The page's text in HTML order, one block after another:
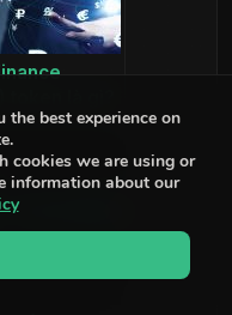
tin dự án
the best experience on
cookies we are using or
information about our